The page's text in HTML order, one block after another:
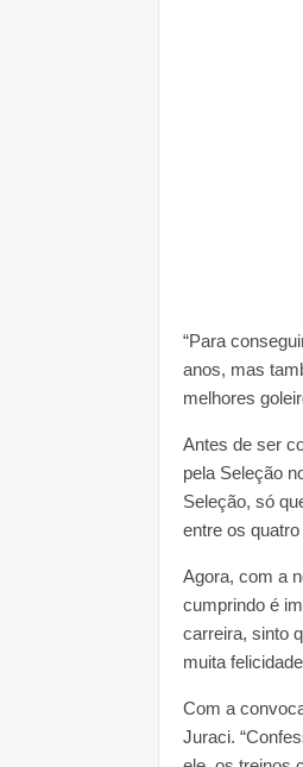
“Para
anos, mas
melhores
Antes de ser
pela Seleção
Seleção, só
entre os
Agora, com a
cumprindo é
carreira, sinto
muita
Com a
Juraci.